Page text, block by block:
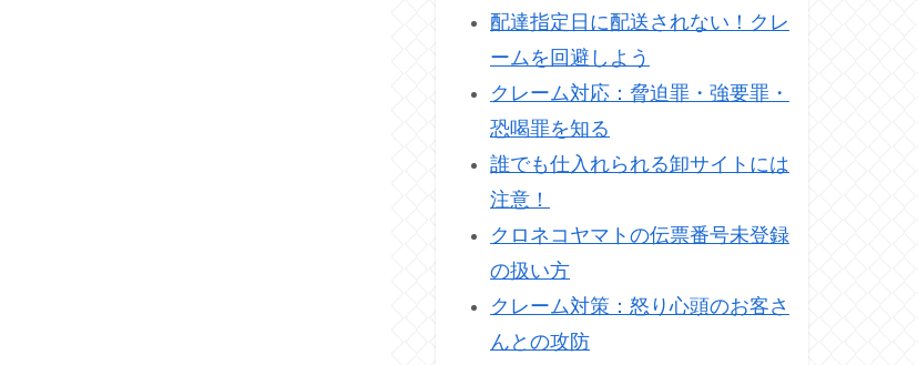
配達指定日に配送されない！クレ
ームを回避しよう
クレーム対応：脅迫罪・強要罪・
恐喝罪を知る
誰でも仕入れられる卸サイトには
注意！
クロネコヤマトの伝票番号未登録
の扱い方
クレーム対策：怒り心頭のお客さ
んとの攻防